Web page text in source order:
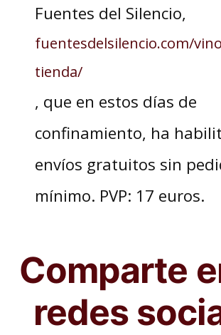
Fuentes del Silencio,
fuentesdelsilencio.com/
tienda/
, que en estos días de
confinamiento, ha
envíos gratuitos sin
mínimo. PVP: 17 euros.
Comparte
redes